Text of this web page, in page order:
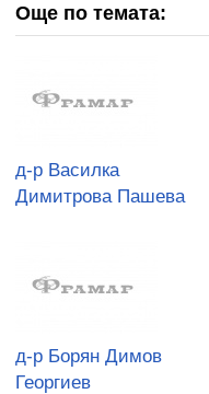
Още по темата:
д-р Василка
Димитрова Пашева
д-р Борян Димов
Георгиев